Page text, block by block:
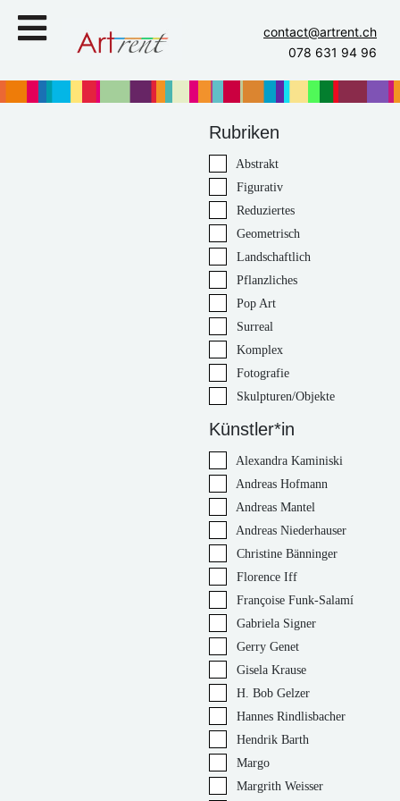
contact@artrent.ch
078 631 94 96
Rubriken
Abstrakt
Figurativ
Reduziertes
Geometrisch
Landschaftlich
Pflanzliches
Pop Art
Surreal
Komplex
Fotografie
Skulpturen/Objekte
Künstler*in
Alexandra Kaminiski
Andreas Hofmann
Andreas Mantel
Andreas Niederhauser
Christine Bänninger
Florence Iff
Françoise Funk-Salamí
Gabriela Signer
Gerry Genet
Gisela Krause
H. Bob Gelzer
Hannes Rindlisbacher
Hendrik Barth
Margo
Margrith Weisser